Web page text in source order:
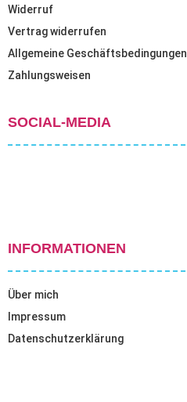
Widerruf
Vertrag widerrufen
Allgemeine Geschäftsbedingungen
Zahlungsweisen
SOCIAL-MEDIA
INFORMATIONEN
Über mich
Impressum
Datenschutzerklärung